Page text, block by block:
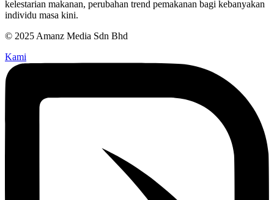
kelestarian makanan, perubahan trend pemakanan bagi kebanyakan
individu masa kini.
© 2025 Amanz Media Sdn Bhd
Kami